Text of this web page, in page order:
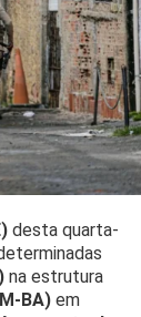
desta quarta-
na estrutura
BA) em